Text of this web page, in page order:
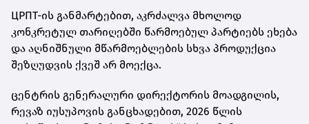
ЦРПТ-ის განმარტებით, აკრძალვა მხოლოდ
კონკრეტულ თარიღებში წარმოებულ პარტიებს ეხება
და აღნიშნული მწარმოებლების სხვა პროდუქცია
შეზღუდვის ქვეშ არ მოექცა.
ცენტრის გენერალური დირექტორის მოადგილის,
რევაზ იუსუპოვის განცხადებით, 2026 წლის